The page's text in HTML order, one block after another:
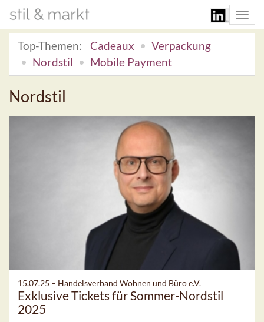
Top-Themen:
Cadeaux
Verpackung
Nordstil
Mobile Payment
Nordstil
15.07.25 – Handelsverband Wohnen und Büro e.V.
Exklusive Tickets für Sommer-Nordstil
2025